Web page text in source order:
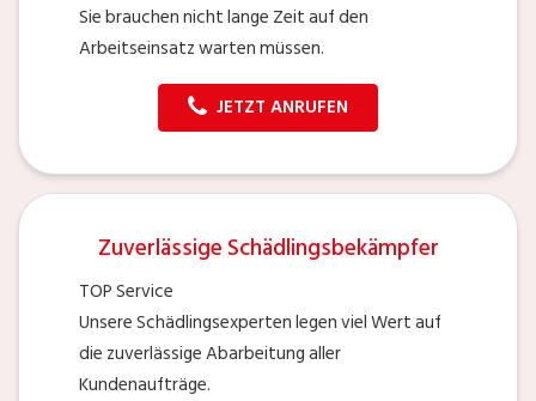
Sie brauchen nicht lange Zeit auf den
Arbeitseinsatz warten müssen.
JETZT ANRUFEN
Zuverlässige Schädlingsbekämpfer
TOP Service
Unsere Schädlingsexperten legen viel Wert auf
die zuverlässige Abarbeitung aller
Kundenaufträge.